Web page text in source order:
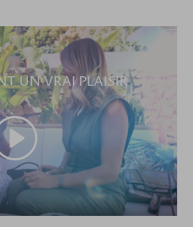
UN VRAI PLAISIR